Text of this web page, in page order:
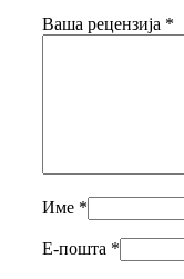
Ваша рецензија *
Име *
Е-пошта *